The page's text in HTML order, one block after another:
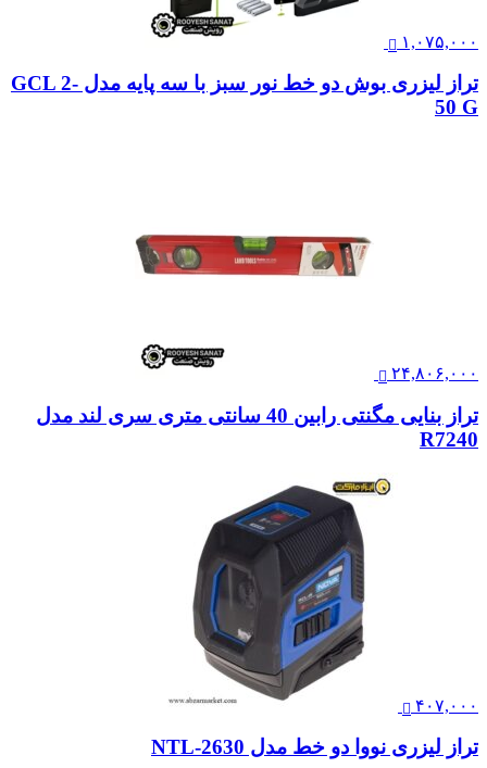
۱,۰۷۵,۰۰۰
تراز لیزری بوش دو خط نور سبز با سه پایه مدل GCL 2-
50 G
۲۴,۸۰۶,۰۰۰
تراز بنایی مگنتی رابین 40 سانتی متری سری لند مدل
R7240
۴۰۷,۰۰۰
تراز لیزری نووا دو خط مدل NTL-2630